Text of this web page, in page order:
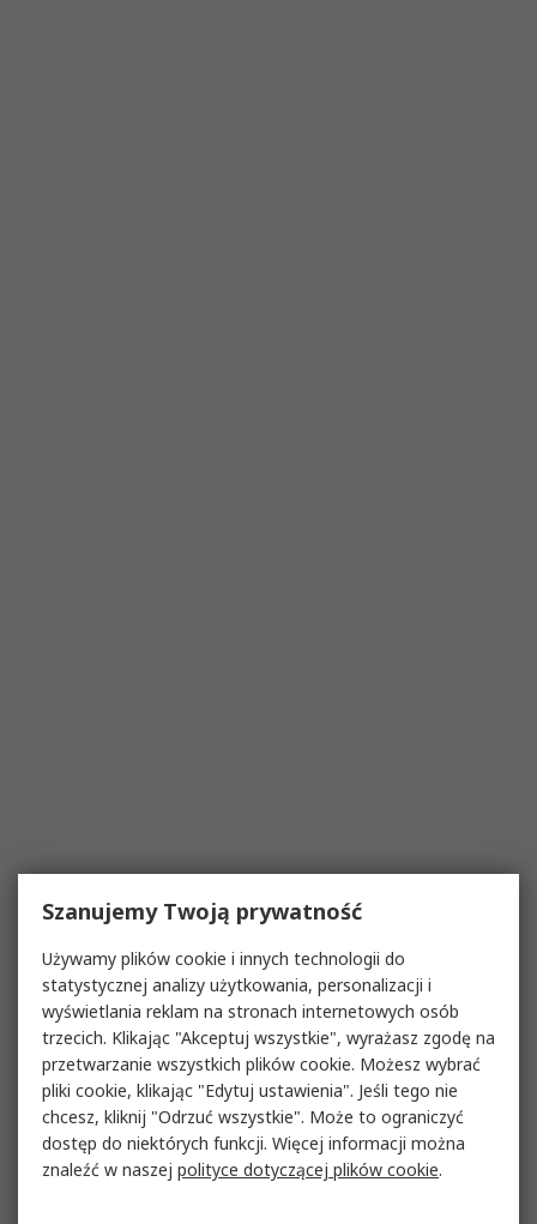
Szanujemy Twoją prywatność
Używamy plików cookie i innych technologii do
statystycznej analizy użytkowania, personalizacji i
wyświetlania reklam na stronach internetowych osób
trzecich. Klikając "Akceptuj wszystkie", wyrażasz zgodę na
przetwarzanie wszystkich plików cookie. Możesz wybrać
pliki cookie, klikając "Edytuj ustawienia". Jeśli tego nie
chcesz, kliknij "Odrzuć wszystkie". Może to ograniczyć
dostęp do niektórych funkcji. Więcej informacji można
znaleźć w naszej polityce dotyczącej plików cookie.